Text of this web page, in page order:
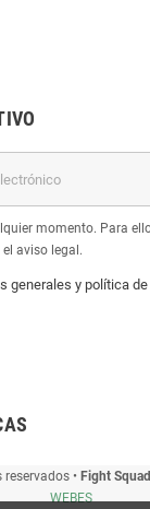
momento. Para
aviso legal.
generales y política
• Fight
WEBES